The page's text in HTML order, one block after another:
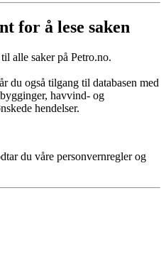
for å lese saken
alle saker på Petro.no.
du også tilgang til databasen med
havvind- og
hendelser.
du våre personvernreglerog